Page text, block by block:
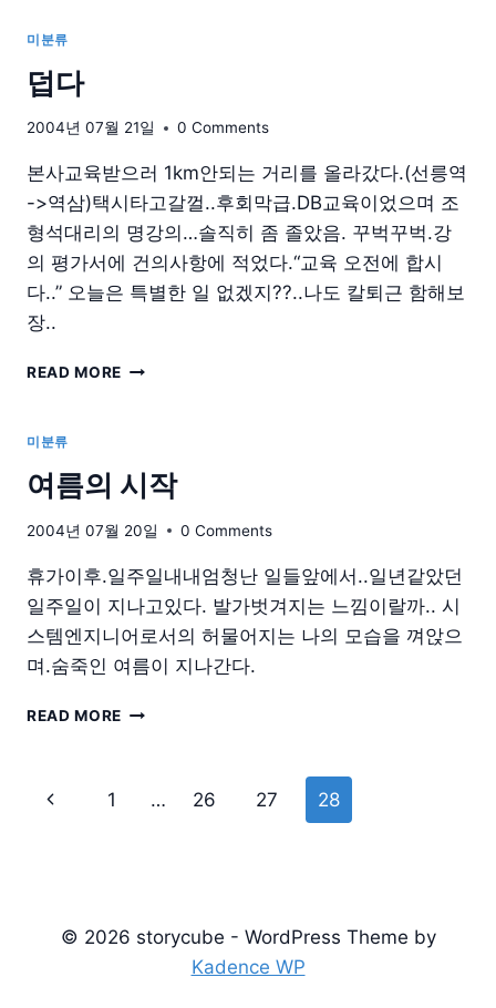
미분류
덥다
2004년 07월 21일 0 Comments
본사교육받으러 1km안되는 거리를 올라갔다.(선릉역
->역삼)택시타고갈껄..후회막급.DB교육이었으며 조
형석대리의 명강의…솔직히 좀 졸았음. 꾸벅꾸벅.강
의 평가서에 건의사항에 적었다.“교육 오전에 합시
다..” 오늘은 특별한 일 없겠지??..나도 칼퇴근 함해보
장..
READ MORE 덥
미분류
여름의 시작
2004년 07월 20일 0 Comments
휴가이후.일주일내내엄청난 일들앞에서..일년같았던
일주일이 지나고있다. 발가벗겨지는 느낌이랄까.. 시
스템엔지니어로서의 허물어지는 나의 모습을 껴앉으
며.숨죽인 여름이 지나간다.
READ MORE
Page
Previous
1 … 26 27 28
© 2026 storycube - WordPress Theme by
Kadence WP